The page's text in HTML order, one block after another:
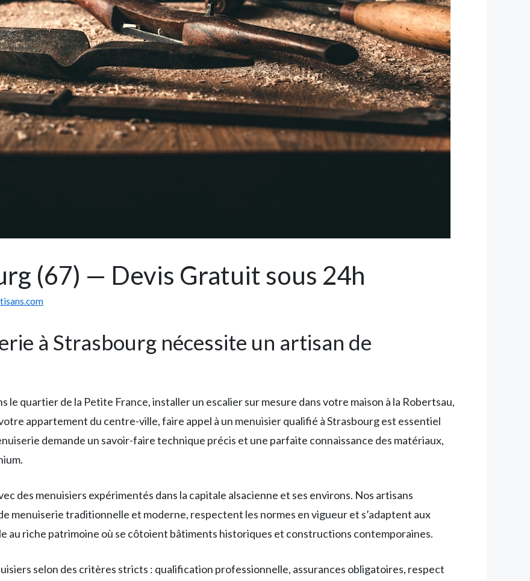
(67) — Devis Gratuit sous 24h
à Strasbourg nécessite un artisan de
le quartier de la Petite France, installer un escalier sur mesure dans votre maison à la Robertsau,
appartement du centre-ville, faire appel à un menuisier qualifié à Strasbourg est essentiel
demande un savoir-faire technique précis et une parfaite connaissance des matériaux,
des menuisiers expérimentés dans la capitale alsacienne et ses environs. Nos artisans
menuiserie traditionnelle et moderne, respectent les normes en vigueur et s’adaptent aux
au riche patrimoine où se côtoient bâtiments historiques et constructions contemporaines.
selon des critères stricts : qualification professionnelle, assurances obligatoires, respect